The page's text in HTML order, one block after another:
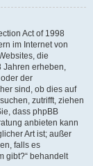
Act of 1998
im Internet von
die
Jahren erheben,
der
sind, ob dies auf
zutrifft, ziehen
dass phpBB
anbieten kann
Art ist; außer
falls es
gibt?“ behandelt